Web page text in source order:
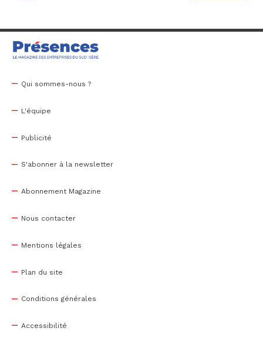
Qui sommes-nous ?
L'équipe
Publicité
S'abonner à la newsletter
Abonnement Magazine
Nous contacter
Mentions légales
Plan du site
Conditions générales
Accessibilité